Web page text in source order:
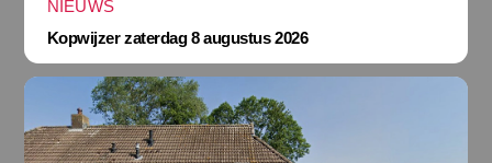
NIEUWS
Kopwijzer zaterdag 8 augustus 2026